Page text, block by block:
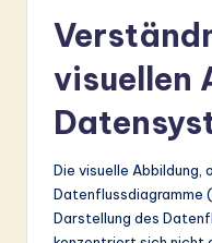
o
o
visuellen
Die visuelle Abbildung,
Datenflussdiagramme
Darstellung des